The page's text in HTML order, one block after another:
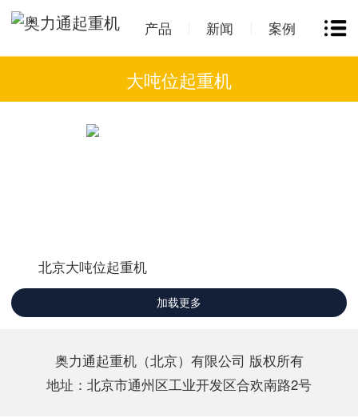
产品 新闻 案例
大吨位起重机
北京大吨位起重机
加载更多
奥力通起重机（北京）有限公司 版权所有
地址：北京市通州区工业开发区合欢南路2号